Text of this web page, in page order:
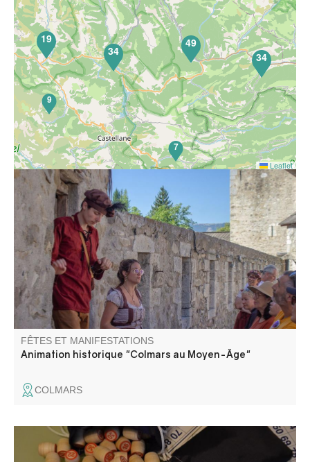
Animation historique en costume, en musique et en
alexandrins, dédiée à l’histoire médiévale de Colmars. A
travers le musée et le chemin de ronde. Inscrivez vous
sur un des créneaux proposés.
FÊTES ET MANIFESTATIONS
Animation historique "Colmars au Moyen-Âge"
COLMARS
Organisé par Villars Animations . Buvette et vente de
7
9
19
34
49
34
Leaflet